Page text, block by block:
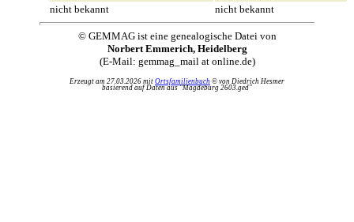
nicht bekannt nicht bekannt
© GEMMAG ist eine genealogische Datei von
Norbert Emmerich, Heidelberg
(E-Mail: gemmag_mail at online.de)
Erzeugt am 27.03.2026 mit Ortsfamilienbuch © von Diedrich Hesmer
basierend auf Daten aus "Magdeburg 2603.ged"